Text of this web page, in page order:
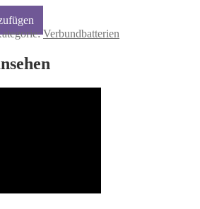
Verbundbatterien